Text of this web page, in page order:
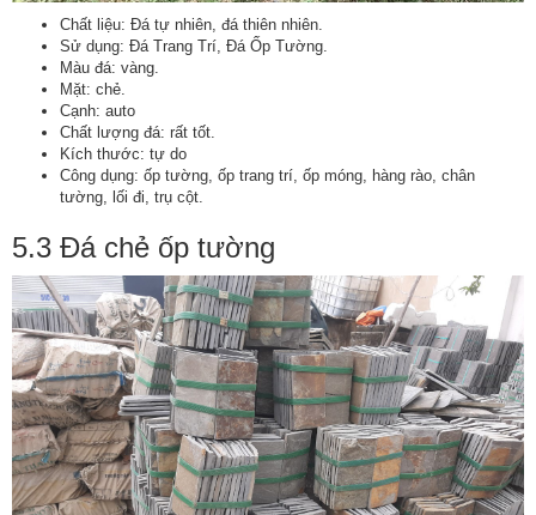
Chất liệu: Đá tự nhiên, đá thiên nhiên.
Sử dụng: Đá Trang Trí, Đá Ốp Tường.
Màu đá: vàng.
Mặt: chẻ.
Cạnh: auto
Chất lượng đá: rất tốt.
Kích thước: tự do
Công dụng: ốp tường, ốp trang trí, ốp móng, hàng rào, chân
tường, lối đi, trụ cột.
5.3 Đá chẻ ốp tường